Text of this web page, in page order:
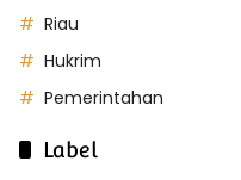
Riau
Hukrim
Pemerintahan
Label